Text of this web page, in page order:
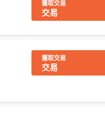
獲取交易
交易
獲取交易
交易